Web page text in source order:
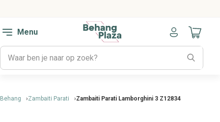
Menu
Naar
Behang Zambaiti Parati Zambaiti Parati Lamborghini 3 Z12834